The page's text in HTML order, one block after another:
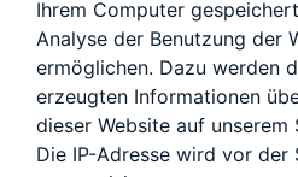
Ihrem Computer
Analyse der Benutzung der
ermöglichen. Dazu werden
erzeugten Informationen
dieser Website auf unserem
Die IP-Adresse wird vor der